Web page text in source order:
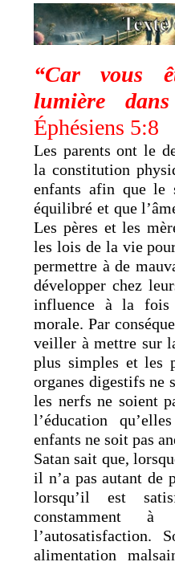
“Car vous
lumière
Éphésiens 5:8
Les parents ont le
la constitution
enfants afin que le
équilibré et que
Les pères et les
les lois de la vie
permettre à de
développer chez
influence à la fois
morale. Par
veiller à mettre sur
plus simples et les
organes digestifs ne
les nerfs ne soient
l’éducation
enfants ne soit pas
Satan sait que,
il n’a pas autant de
lorsqu’il est
constamment
l’autosatisfaction.
alimentation